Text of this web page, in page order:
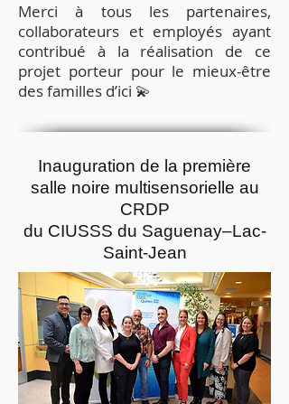
Merci à tous les partenaires,
collaborateurs et employés ayant
contribué à la réalisation de ce
projet porteur pour le mieux-être
des familles d’ici 💫
Inauguration de la première
salle noire multisensorielle au
CRDP
du CIUSSS du Saguenay–Lac-
Saint-Jean